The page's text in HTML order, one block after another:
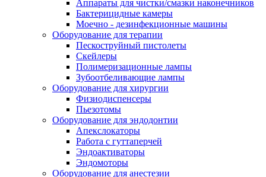
Аппараты для чистки/смазки наконечников
Бактерицидные камеры
Моечно - дезинфекционные машины
Оборудование для терапии
Пескоструйный пистолеты
Скейлеры
Полимеризационные лампы
Зубоотбеливающие лампы
Оборудование для хирургии
Физиодиспенсеры
Пьезотомы
Оборудование для эндодонтии
Апекслокаторы
Работа с гуттаперчей
Эндоактиваторы
Эндомоторы
Оборудование для анестезии